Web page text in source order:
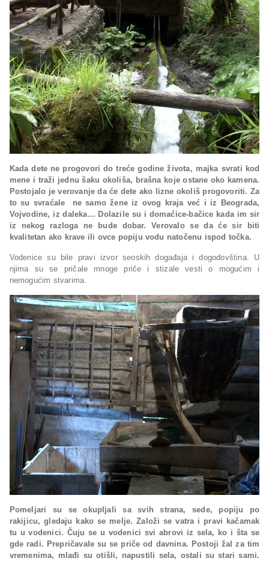
Kada dete ne progovori do treće godine života, majka svrati kod
mene i traži jednu šaku okoliša, brašna koje ostane oko kamena.
Postojalo je verovanje da će dete ako lizne okoliš progovoriti. Za
to su svraćale ne samo žene iz ovog kraja već i iz Beograda,
Vojvodine, iz daleka… Dolazile su i domaćice-bačice kada im sir
iz nekog razloga ne bude dobar. Verovalo se da će sir biti
kvalitetan ako krave ili ovce popiju vodu natočenu ispod točka.
Vodenice su bile pravi izvor seoskih događaja i dogodovština. U
njima su se pričale mnoge priče i stizale vesti o mogućim i
nemogućim stvarima.
Pomeljari su se okupljali sa svih strana, sede, popiju po
rakijicu, gledaju kako se melje. Založi se vatra i pravi kačamak
tu u vodenici. Čuju se u vodenici svi abrovi iz sela, ko i šta se
gde radi. Prepričavale su se priče od davnina. Postoji žal za tim
vremenima, mlađi su otišli, napustili sela, ostali su stari sami.